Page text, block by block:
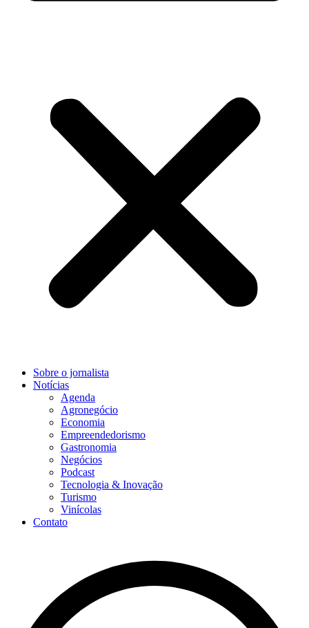
Sobre o jornalista
Notícias
Agenda
Agronegócio
Economia
Empreendedorismo
Gastronomia
Negócios
Podcast
Tecnologia & Inovação
Turismo
Vinícolas
Contato